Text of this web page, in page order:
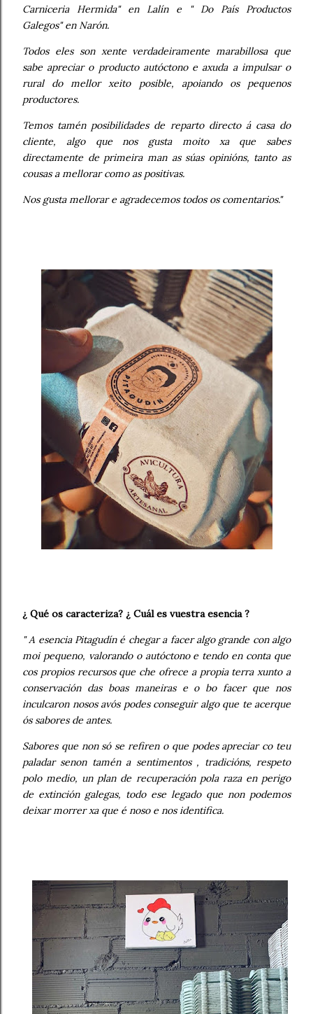
Carniceria Hermida" en Lalín e " Do País Productos
Galegos" en Narón.
Todos eles son xente verdadeiramente marabillosa que
sabe apreciar o producto autóctono e axuda a impulsar o
rural do mellor xeito posible, apoiando os pequenos
productores.
Temos tamén posibilidades de reparto directo á casa do
cliente, algo que nos gusta moito xa que sabes
directamente de primeira man as súas opinións, tanto as
cousas a mellorar como as positivas.
Nos gusta mellorar e agradecemos todos os comentarios."
¿ Qué os caracteriza? ¿ Cuál es vuestra esencia ?
" A esencia Pitagudín é chegar a facer algo grande con algo
moi pequeno, valorando o autóctono e tendo en conta que
cos propios recursos que che ofrece a propia terra xunto a
conservación das boas maneiras e o bo facer que nos
inculcaron nosos avós podes conseguir algo que te acerque
ós sabores de antes.
Sabores que non só se refiren o que podes apreciar co teu
paladar senon tamén a sentimentos , tradicións, respeto
polo medio, un plan de recuperación pola raza en perigo
de extinción galegas, todo ese legado que non podemos
deixar morrer xa que é noso e nos identifica.